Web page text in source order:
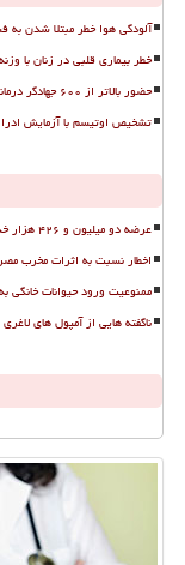
آلودگی هوا خطر مبتلا شدن به
خطر بیماری قلبی در زنان با
حضور بالاتر از ۶۰۰ جهادگر درمانی در مراسم خاکسپاری رهبر انقلاب در مشهد
تشخیص اوتیسم با آزمایش
عرضه دو میلیون و ۴۲۶ هزار خدمت بهداشتی و درمانی به زائرین
اخطار نسبت به اثرات مخرب
ممنوعیت ورود حیوانات خانگی
ناگفته هایی از آمپول های